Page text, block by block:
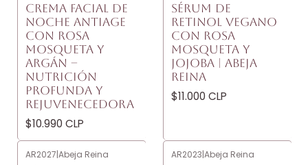
CREMA FACIAL DE
NOCHE ANTIAGE
CON ROSA
MOSQUETA Y
ARGÁN –
NUTRICIÓN
PROFUNDA Y
REJUVENECEDORA
$10.990 CLP
SÉRUM DE
RETINOL VEGANO
CON ROSA
MOSQUETA Y
JOJOBA | ABEJA
REINA
$11.000 CLP
AR2027|Abeja Reina AR2023|Abeja Reina